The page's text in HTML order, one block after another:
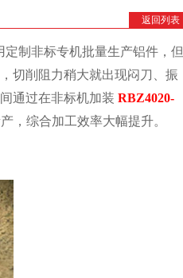
返回列表
制非标专机批量生产铝件，但
切削阻力稍大就出现闷刀、振
通过在非标机加装 RBZ4020-
，综合加工效率大幅提升。